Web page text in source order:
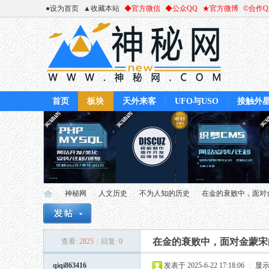
●设为首页 ▲收藏本站 ◆官方微信 ◆公众QQ ★官方微博 ©合作
首页 板块 天外来客 UFO与USO 接触外
神秘网
›
人文历史 不为人知的历史
›
在金的衰败中，面对
查看: 2825 回复: 0 在金的衰败中，面对金蒙
qiqi863416 发表于 2025-6-22 17:18:06 显